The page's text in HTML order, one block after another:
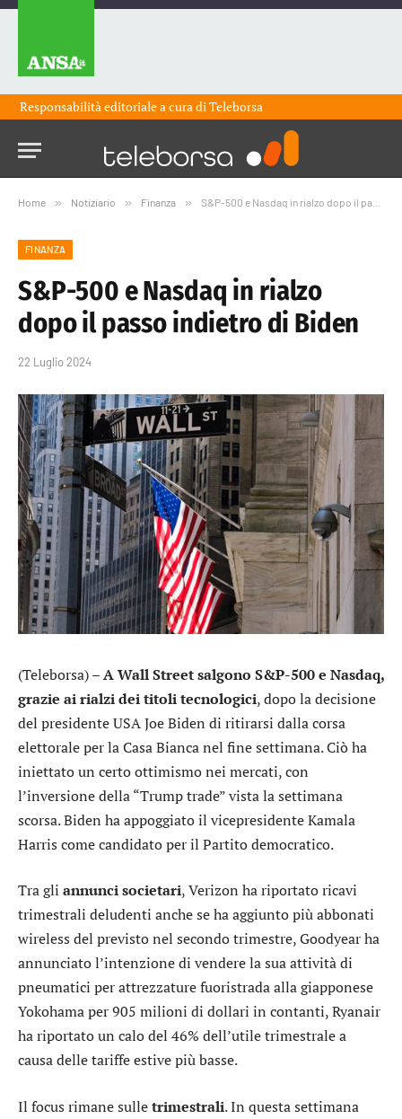
Responsabilità editoriale a cura diTeleborsa
Home » Notiziario » Finanza » S&P-500 e Nasdaq in rialzo dopo il passo indietro di Biden
FINANZA
S&P-500 e Nasdaq in rialzo
dopo il passo indietro di Biden
22 Luglio 2024
(Teleborsa) –A Wall Street salgono S&P-500 e Nasdaq,
grazie ai rialzi dei titoli tecnologici, dopo la decisione
del presidente USA Joe Biden di ritirarsi dalla corsa
elettorale per la Casa Bianca nel fine settimana. Ciò ha
iniettato un certo ottimismo nei mercati, con
l’inversione della “Trump trade” vista la settimana
scorsa. Biden ha appoggiato il vicepresidente Kamala
Harris come candidato per il Partito democratico.
Tra gli annunci societari,Verizon ha riportato ricavi
trimestrali deludenti anche se ha aggiunto più abbonati
wireless del previsto nel secondo trimestre,Goodyearha
annunciato l’intenzione di vendere la sua attività di
pneumatici per attrezzature fuoristrada alla giapponese
Yokohama per 905 milioni di dollari in contanti,Ryanair
ha riportato un calo del 46% dell’utile trimestrale a
causa delle tariffe estive più basse.
Il focus rimane sulletrimestrali. In questa settimana